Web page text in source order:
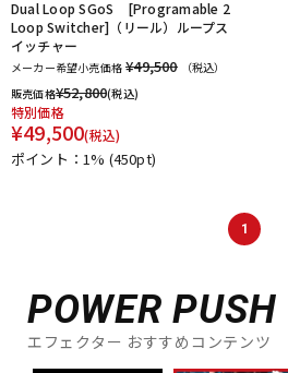
Dual Loop SGoS [Programable 2
Loop Switcher]（リール）ループス
イッチャー
メーカー希望小売価格 ¥49,500
（税込）
販売価格¥52,800(税込)
特別価格
¥49,500(税込)
ポイント：1% (450pt)
1
POWER PUSH
エフェクター おすすめコンテンツ